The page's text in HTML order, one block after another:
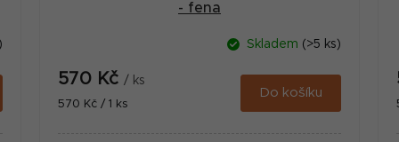
- fena
Skladem (>5 ks)
570 Kč/ ks
Měrná
570 Kč / 1 ks
Do košíku